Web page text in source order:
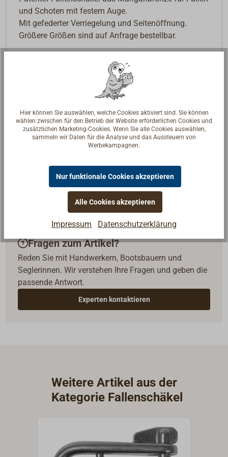
und Schoten mit festem Auge.
Mit gefederter Verriegelung und Seitenöffnung.
Größere Größen sind auf Anfrage bestellbar.
Fragen zum Artikel?
Reden Sie mit Handwerkern, Bootsbauern und
Seglerinnen. Wir verstehen Ihre Fragen und geben die
passende Antwort.
Experten kontaktieren
Weitere Artikel aus der
Kategorie Fallenschäkel
Hier können Sie auswählen, welche Cookies aktiviert sind. Sie können
wählen zwischen für den Betrieb der Website erforderlichen Cookies und
zusätzlichen Marketing-Cookies. Wenn Sie alle Cookies auswählen,
sammeln wir Daten für die Analyse und das Aussteuern von
Werbekampagnen.
Nur funktionale Cookies akzeptieren
Alle Cookies akzeptieren
Impressum Datenschutzerklärung